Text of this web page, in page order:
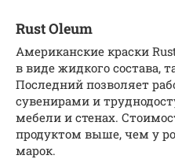
Rust Oleum
Американские краски
в виде жидкого состава,
Последний позволяет
сувенирами и
мебели и стенах.
продуктом выше, чем у
марок.